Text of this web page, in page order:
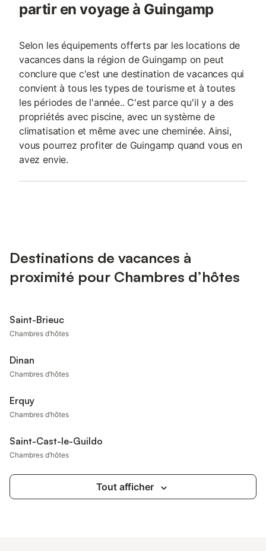
partir en voyage à Guingamp
Selon les équipements offerts par les locations de
vacances dans la région de Guingamp on peut
conclure que c'est une destination de vacances qui
convient à tous les types de tourisme et à toutes
les périodes de l'année.. C'est parce qu'il y a des
propriétés avec piscine, avec un système de
climatisation et même avec une cheminée. Ainsi,
vous pourrez profiter de Guingamp quand vous en
avez envie.
Destinations de vacances à
proximité pour Chambres d’hôtes
Saint-Brieuc
Chambres d’hôtes
Dinan
Chambres d’hôtes
Erquy
Chambres d’hôtes
Saint-Cast-le-Guildo
Chambres d’hôtes
Tout afficher